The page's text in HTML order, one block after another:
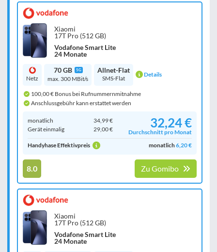
Xiaomi
17T Pro (512 GB)
Vodafone Smart Lite
24 Monate
Netz
70 GB 5G
max. 300 MBit/s
Allnet-Flat
SMS-Flat Details
100,00 € Bonus bei Rufnummernmitnahme
Anschlussgebühr kann erstattet werden
monatlich
34,99 €
Gerät einmalig
29,00 € 32,24 €
Durchschnitt pro Monat
Handyhase Effektivpreis
monatlich6,20 €
8.0 Zu Gomibo
Xiaomi
17T Pro (512 GB)
Vodafone Smart Lite
24 Monate